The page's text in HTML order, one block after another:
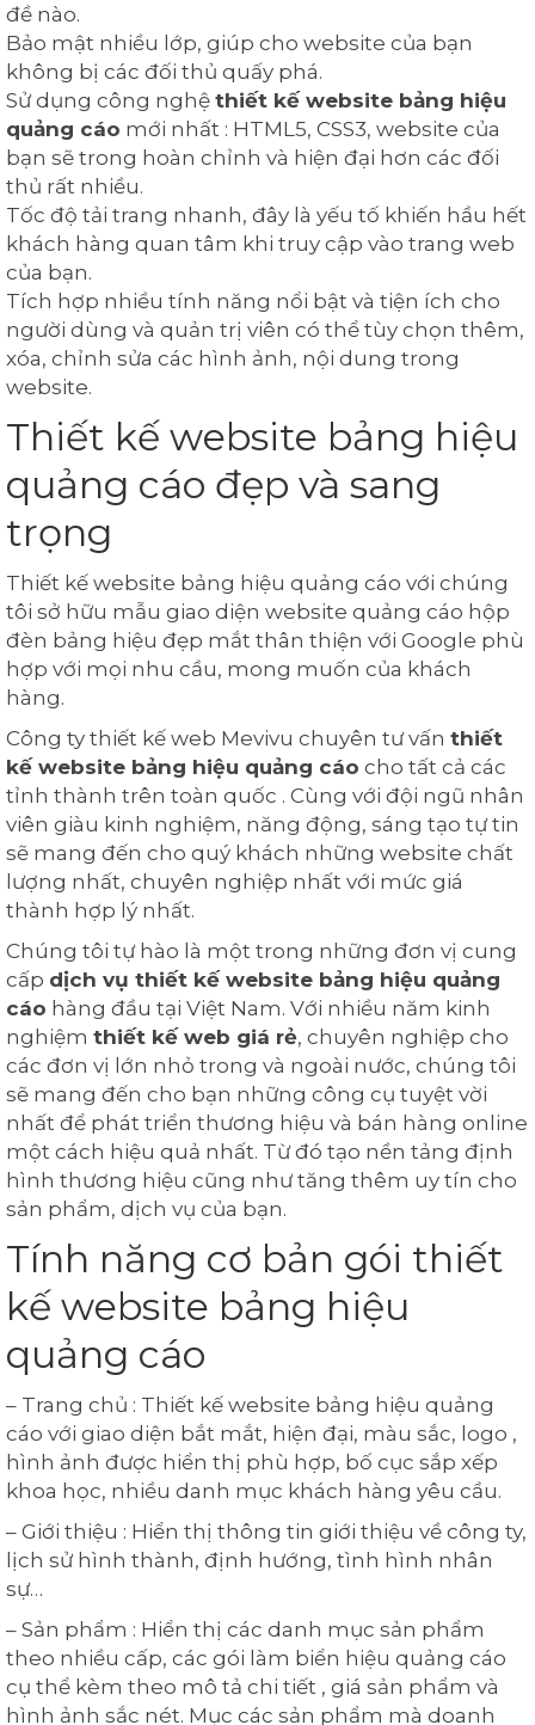
đề nào.
Bảo mật nhiều lớp, giúp cho website của bạn
không bị các đối thủ quấy phá.
Sử dụng công nghệ thiết kế website bảng hiệu
quảng cáo mới nhất : HTML5, CSS3, website của
bạn sẽ trong hoàn chỉnh và hiện đại hơn các đối
thủ rất nhiều.
Tốc độ tải trang nhanh, đây là yếu tố khiến hầu hết
khách hàng quan tâm khi truy cập vào trang web
của bạn.
Tích hợp nhiều tính năng nổi bật và tiện ích cho
người dùng và quản trị viên có thể tùy chọn thêm,
xóa, chỉnh sửa các hình ảnh, nội dung trong
website.
Thiết kế website bảng hiệu
quảng cáo đẹp và sang
trọng
Thiết kế website bảng hiệu quảng cáo với chúng
tôi sở hữu mẫu giao diện website quảng cáo hộp
đèn bảng hiệu đẹp mắt thân thiện với Google phù
hợp với mọi nhu cầu, mong muốn của khách
hàng.
Công ty thiết kế web Mevivu chuyên tư vấn thiết
kế website bảng hiệu quảng cáo cho tất cả các
tỉnh thành trên toàn quốc . Cùng với đội ngũ nhân
viên giàu kinh nghiệm, năng động, sáng tạo tự tin
sẽ mang đến cho quý khách những website chất
lượng nhất, chuyên nghiệp nhất với mức giá
thành hợp lý nhất.
Chúng tôi tự hào là một trong những đơn vị cung
cấp dịch vụ thiết kế website bảng hiệu quảng
cáo hàng đầu tại Việt Nam. Với nhiều năm kinh
nghiệm thiết kế web giá rẻ, chuyên nghiệp cho
các đơn vị lớn nhỏ trong và ngoài nước, chúng tôi
sẽ mang đến cho bạn những công cụ tuyệt vời
nhất để phát triển thương hiệu và bán hàng online
một cách hiệu quả nhất. Từ đó tạo nền tảng định
hình thương hiệu cũng như tăng thêm uy tín cho
sản phẩm, dịch vụ của bạn.
Tính năng cơ bản gói thiết
kế website bảng hiệu
quảng cáo
– Trang chủ : Thiết kế website bảng hiệu quảng
cáo với giao diện bắt mắt, hiện đại, màu sắc, logo ,
hình ảnh được hiển thị phù hợp, bố cục sắp xếp
khoa học, nhiều danh mục khách hàng yêu cầu.
– Giới thiệu : Hiển thị thông tin giới thiệu về công ty,
lịch sử hình thành, định hướng, tình hình nhân
sự…
– Sản phẩm : Hiển thị các danh mục sản phẩm
theo nhiều cấp, các gói làm biển hiệu quảng cáo
cụ thể kèm theo mô tả chi tiết , giá sản phẩm và
hình ảnh sắc nét. Mục các sản phẩm mà doanh